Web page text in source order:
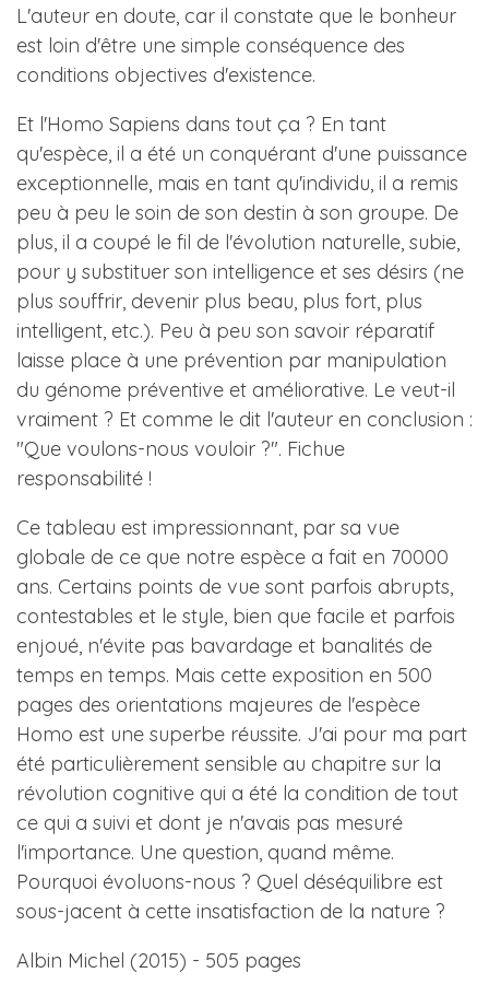
L'auteur en doute, car il constate que le bonheur
est loin d'être une simple conséquence des
conditions objectives d'existence.
Et l'Homo Sapiens dans tout ça ? En tant
qu'espèce, il a été un conquérant d'une puissance
exceptionnelle, mais en tant qu'individu, il a remis
peu à peu le soin de son destin à son groupe. De
plus, il a coupé le fil de l'évolution naturelle, subie,
pour y substituer son intelligence et ses désirs (ne
plus souffrir, devenir plus beau, plus fort, plus
intelligent, etc.). Peu à peu son savoir réparatif
laisse place à une prévention par manipulation
du génome préventive et améliorative. Le veut-il
vraiment ? Et comme le dit l'auteur en conclusion :
"Que voulons-nous vouloir ?". Fichue
responsabilité !
Ce tableau est impressionnant, par sa vue
globale de ce que notre espèce a fait en 70000
ans. Certains points de vue sont parfois abrupts,
contestables et le style, bien que facile et parfois
enjoué, n'évite pas bavardage et banalités de
temps en temps. Mais cette exposition en 500
pages des orientations majeures de l'espèce
Homo est une superbe réussite. J'ai pour ma part
été particulièrement sensible au chapitre sur la
révolution cognitive qui a été la condition de tout
ce qui a suivi et dont je n'avais pas mesuré
l'importance. Une question, quand même.
Pourquoi évoluons-nous ? Quel déséquilibre est
sous-jacent à cette insatisfaction de la nature ?
Albin Michel (2015) - 505 pages